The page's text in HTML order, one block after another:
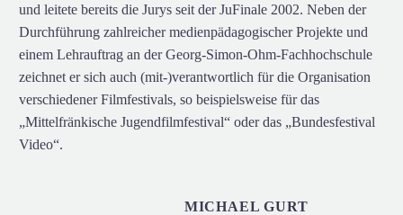
und leitete bereits die Jurys seit der JuFinale 2002. Neben der
Durchführung zahlreicher medienpädagogischer Projekte und
einem Lehrauftrag an der Georg-Simon-Ohm-Fachhochschule
zeichnet er sich auch (mit-)verantwortlich für die Organisation
verschiedener Filmfestivals, so beispielsweise für das
„Mittelfränkische Jugendfilmfestival“ oder das „Bundesfestival
Video“.
MICHAEL GURT